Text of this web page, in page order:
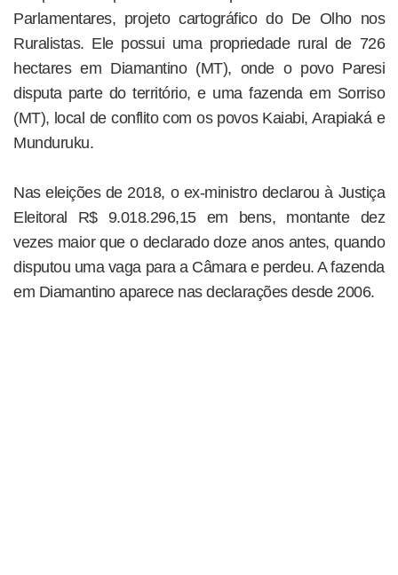
Parlamentares, projeto cartográfico do De Olho nos
Ruralistas. Ele possui uma propriedade rural de 726
hectares em Diamantino (MT), onde o povo Paresi
disputa parte do território, e uma fazenda em Sorriso
(MT), local de conflito com os povos Kaiabi, Arapiaká e
Munduruku.
Nas eleições de 2018, o ex-ministro declarou à Justiça
Eleitoral R$ 9.018.296,15 em bens, montante dez
vezes maior que o declarado doze anos antes, quando
disputou uma vaga para a Câmara e perdeu. A fazenda
em Diamantino aparece nas declarações desde 2006.